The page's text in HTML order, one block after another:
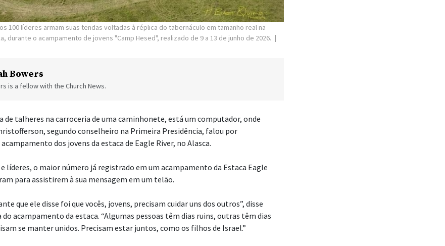
100 líderes armam suas tendas voltadas à réplica do tabernáculo em tamanho real na
durante o acampamento de jovens "Camp Hesed", realizado de 9 a 13 de junho de 2026.
Bowers
is a fellow with the Church News.
de talheres na carroceria de uma caminhonete, está um computador, onde
segundo conselheiro na Primeira Presidência, falou por
dos jovens da estaca de Eagle River, no Alasca.
líderes, o maior número já registrado em um acampamento da Estaca Eagle
para assistirem à sua mensagem em um telão.
que ele disse foi que vocês, jovens, precisam cuidar uns dos outros”, disse
acampamento da estaca. “Algumas pessoas têm dias ruins, outras têm dias
se manter unidos. Precisam estar juntos, como os filhos de Israel.”